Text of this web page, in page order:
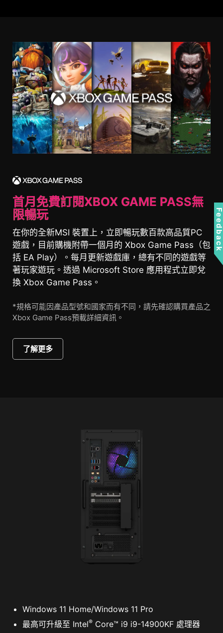
Learn more
*Use your headphones and experience the
audio with and without Nahimic.
首月免費訂閱XBOX GAME PASS無
限暢玩
在你的全新MSI 裝置上，立即暢玩數百款高品質PC
遊戲，目前購機附帶一個月的 Xbox Game Pass（包
括 EA Play）。每月更新遊戲庫，總有不同的遊戲等
著玩家遊玩。透過 Microsoft Store 應用程式立即兌
換 Xbox Game Pass。
*規格可能因產品型號和國家而有不同，請先確認購買產品之
Xbox Game Pass預載詳細資訊。
了解更多
Windows 11 Home/Windows 11 Pro
最高可升級至 Intel® Core™ i9 i9-14900KF 處理器